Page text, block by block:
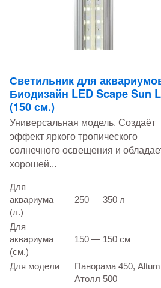
Светильник для
Биодизайн LED Scape Sun
(150 см.)
Универсальная модель. Создаёт
эффект яркого тропического
солнечного освещения и
хорошей...
Для
аквариума
(л.)
250 — 350 л
Для
аквариума
(см.)
150 — 150 см
Для модели
Панорама 450,
Атолл 500